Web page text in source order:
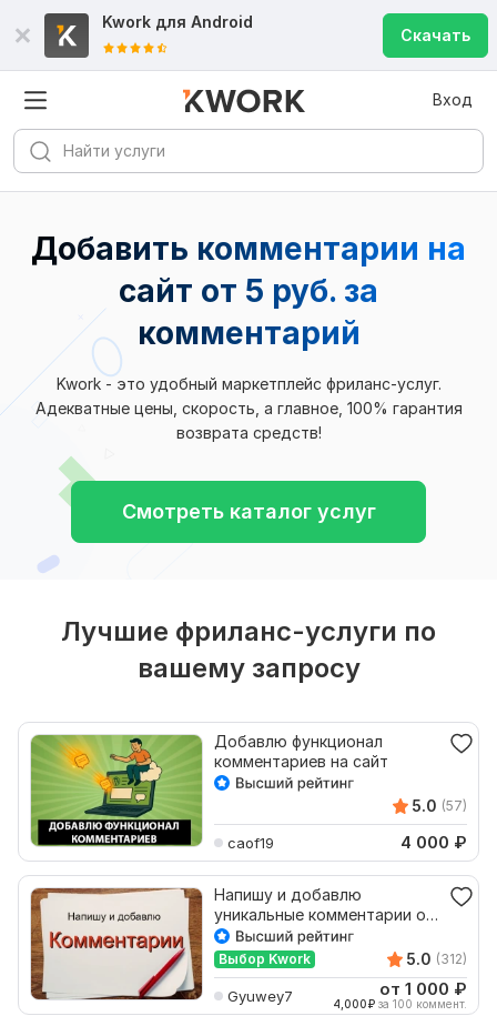
Kwork для Android
Скачать
Вход
Добавить комментарии на
сайт от 5 руб. за
комментарий
Kwork - это удобный маркетплейс фриланс-услуг.
Адекватные цены, скорость, а главное, 100% гарантия
возврата средств!
Смотреть каталог услуг
Лучшие фриланс-услуги по
вашему запросу
Добавлю функционал
комментариев на сайт
5.0 (57)
caof19 4 000 ₽
Напишу и добавлю
уникальные комментарии о
товарах на Вашем сайте.
SEO
Выбор Kwork 5.0 (312)
Gyuwey7 от 1 000 ₽
4,000₽ за 100 коммент.